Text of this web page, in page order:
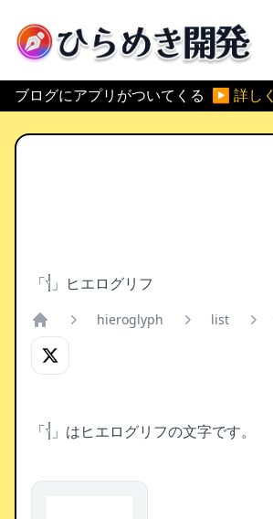
ひらめき開発
ブログにアプリがついてくる ▶ 詳しく
「𓐪」ヒエログリフ
Home
hieroglyph list
「𓐪」はヒエログリフの文字です。